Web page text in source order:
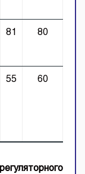
81 80
55 60